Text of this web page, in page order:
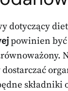
dotyczący
powinien
składniki